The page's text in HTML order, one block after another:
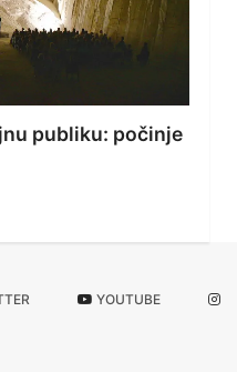
publiku: počinje
YOUTUBE